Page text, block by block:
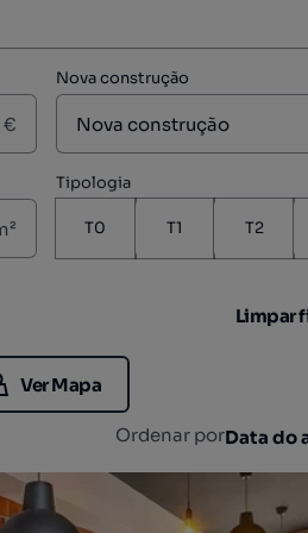
Nova construção
€
Tipologia
T0 T1 T2
Limpar
Ver Mapa
Ordenar porData do